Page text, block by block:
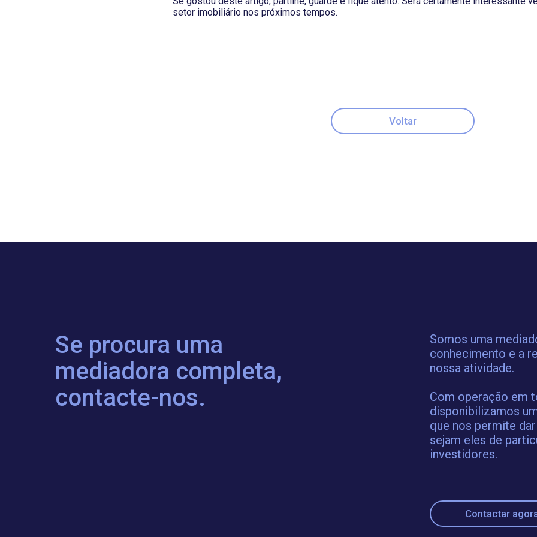
setor imobiliário nos próximos tempos.
Voltar
Se procura uma
mediadora completa,
contacte-nos.
Somos uma
conhecimento e a
nossa atividade.
Com operação em
disponibilizamos
que nos permite
sejam eles de
investidores.
Contactar